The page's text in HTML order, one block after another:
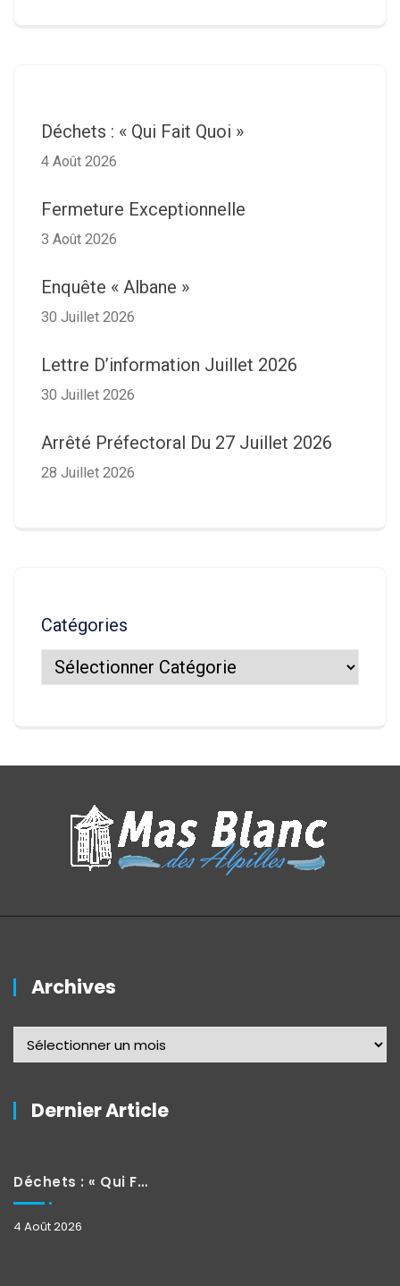
Déchets : « Qui Fait Quoi »
4 Août 2026
Fermeture Exceptionnelle
3 Août 2026
Enquête « Albane »
30 Juillet 2026
Lettre D’information Juillet 2026
30 Juillet 2026
Arrêté Préfectoral Du 27 Juillet 2026
28 Juillet 2026
Catégories
Archives
Dernier Article
Déchets : « Qui Fait Quoi »
4 Août 2026